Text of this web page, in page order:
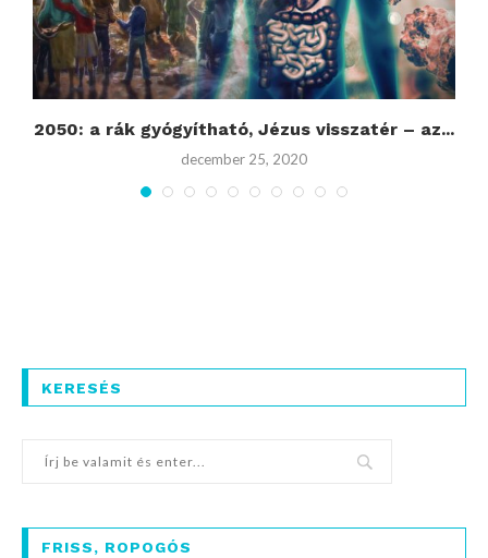
2050: a rák gyógyítható, Jézus visszatér – az...
december 25, 2020
KERESÉS
FRISS, ROPOGÓS